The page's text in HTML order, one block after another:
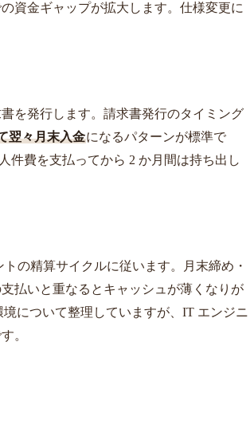
資金ギャップが拡大します。仕様変更に
を発行します。請求書発行のタイミング
翌々月末入金になるパターンが標準で
件費を支払ってから 2 か月間は持ち出し
の精算サイクルに従います。月末締め・
払いと重なるとキャッシュが薄くなりが
について整理していますが、IT エンジニ
。